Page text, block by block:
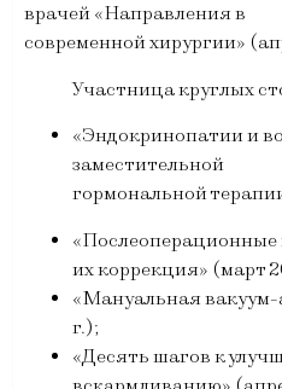
врачей «Направления в
современной хирургии»
Участница круглых
«Эндокринопатии и
заместительной
гормональной
их коррекция» (март
«Мануальная
г.);
«Десять шагов к